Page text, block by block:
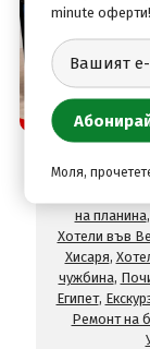
за
на планина,
Хотели във
Хисаря,
чужбина,
Египет,
Ремонт на
minute оферти!
Моля,